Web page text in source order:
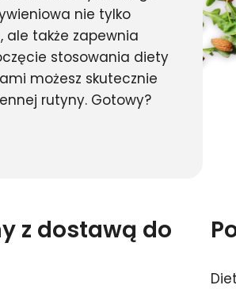
nie tylko
także zapewnia
stosowania diety
możesz skutecznie
rutyny. Gotowy?
z dostawą do